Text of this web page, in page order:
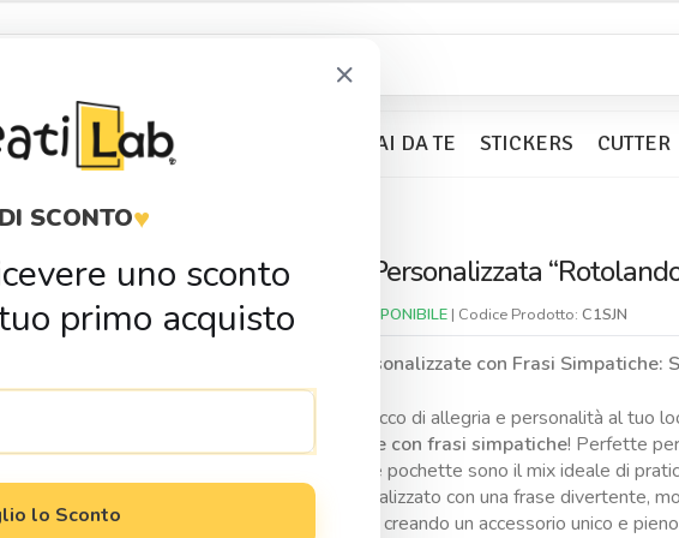
BOMBONIERE FAI DA TE STICKERS CUTTER
verso Lourdes”
Pochette Personalizzata
Disponibilitá: DISPONIBILE | Codice Prodotto: C1SJN
Pochette Personalizzate con Frasi
Aggiungi un tocco di allegria e personalità al tuo
personalizzate con frasi simpatiche! Perfette
sorriso, queste pochette sono il mix ideale di
essere personalizzato con una frase divertente,
ti rappresenta, creando un accessorio unico e
×
SCONTO♥
uno sconto
primo acquisto
lo Sconto